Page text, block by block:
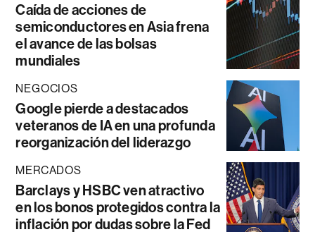
Caída de acciones de
semiconductores en Asia frena
el avance de las bolsas
mundiales
NEGOCIOS
Google pierde a destacados
veteranos de IA en una profunda
reorganización del liderazgo
MERCADOS
Barclays y HSBC ven atractivo
en los bonos protegidos contra la
inflación por dudas sobre la Fed